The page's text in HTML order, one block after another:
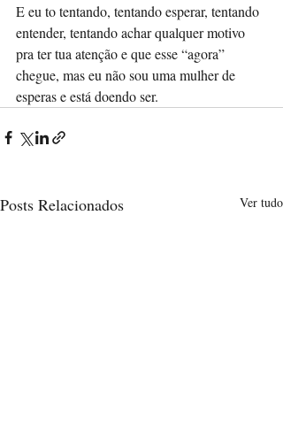
E eu to tentando, tentando esperar, tentando
entender, tentando achar qualquer motivo
pra ter tua atenção e que esse “agora”
chegue, mas eu não sou uma mulher de
esperas e está doendo ser.
Posts Relacionados Ver tudo